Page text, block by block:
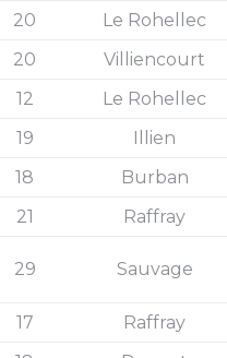
20
Le Rohellec
20
Villiencourt
12
Le Rohellec
19
Illien
18
Burban
21 Raffray
29 Sauvage
17
Raffray